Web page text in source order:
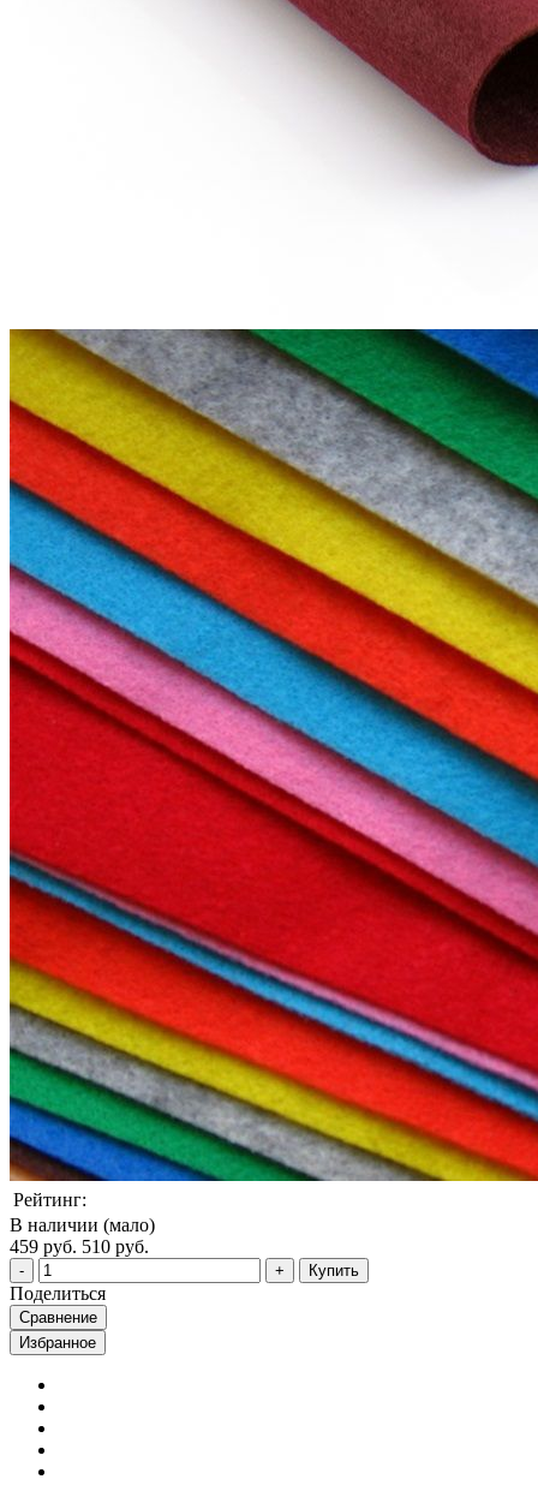
Рейтинг:
В наличии (мало)
459 руб. 510 руб.
Купить
Поделиться
Сравнение
Избранное